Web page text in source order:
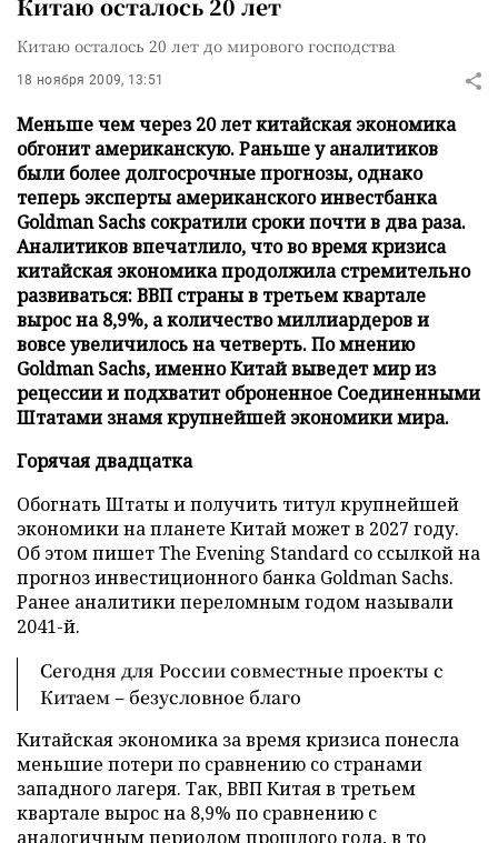
Китаю осталось 20 лет
Китаю осталось 20 лет до мирового господства
18 ноября 2009, 13:51
Меньше чем через 20 лет китайская экономика
обгонит американскую. Раньше у аналитиков
были более долгосрочные прогнозы, однако
теперь эксперты американского инвестбанка
Goldman Sachs сократили сроки почти в два раза.
Аналитиков впечатлило, что во время кризиса
китайская экономика продолжила стремительно
развиваться: ВВП страны в третьем квартале
вырос на 8,9%, а количество миллиардеров и
вовсе увеличилось на четверть. По мнению
Goldman Sachs, именно Китай выведет мир из
рецессии и подхватит оброненное Соединенными
Штатами знамя крупнейшей экономики мира.
Горячая двадцатка
Обогнать Штаты и получить титул крупнейшей
экономики на планете Китай может в 2027 году.
Об этом пишет The Evening Standard со ссылкой на
прогноз инвестиционного банка Goldman Sachs.
Ранее аналитики переломным годом называли
2041-й.
Сегодня для России совместные проекты с
Китаем – безусловное благо
Китайская экономика за время кризиса понесла
меньшие потери по сравнению со странами
западного лагеря. Так, ВВП Китая в третьем
квартале вырос на 8,9% по сравнению с
аналогичным периодом прошлого года, в то